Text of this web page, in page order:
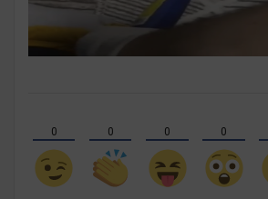
0 0 0 0